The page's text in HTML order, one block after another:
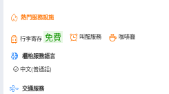
熱門服務設施
行李寄存 免費 叫醒服務 咖啡廳
櫃枱服務語言
中文(普通話)
交通服務